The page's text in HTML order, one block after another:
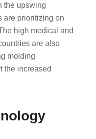
the upswing
are prioritizing on
high medical and
are also
molding
the increased